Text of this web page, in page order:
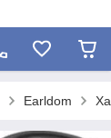
Earldom